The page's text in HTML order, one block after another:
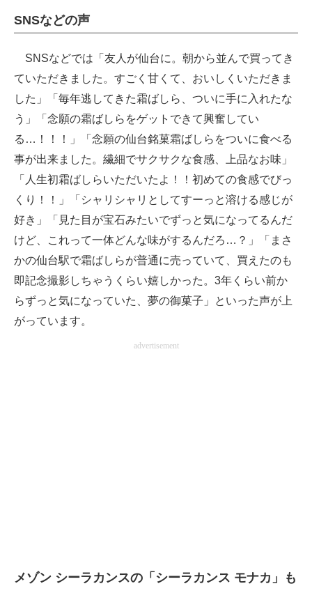
SNSなどの声
SNSなどでは「友人が仙台に。朝から並んで買ってき
ていただきました。すごく甘くて、おいしくいただきま
した」「毎年逃してきた霜ばしら、ついに手に入れたな
う」「念願の霜ばしらをゲットできて興奮してい
る…！！！」「念願の仙台銘菓霜ばしらをついに食べる
事が出来ました。繊細でサクサクな食感、上品なお味」
「人生初霜ばしらいただいたよ！！初めての食感でびっ
くり！！」「シャリシャリとしてすーっと溶ける感じが
好き」「見た目が宝石みたいでずっと気になってるんだ
けど、これって一体どんな味がするんだろ…？」「まさ
かの仙台駅で霜ばしらが普通に売っていて、買えたのも
即記念撮影しちゃうくらい嬉しかった。3年くらい前か
らずっと気になっていた、夢の御菓子」といった声が上
がっています。
advertisement
メゾン シーラカンスの「シーラカンス モナカ」も